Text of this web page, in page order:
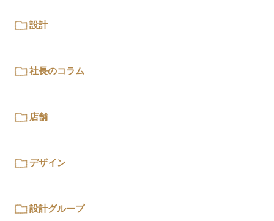
設計
社長のコラム
店舗
デザイン
設計グループ